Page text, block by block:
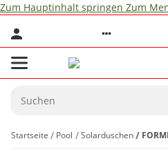
Zum Hauptinhalt springen Zum
Startseite Pool Solarduschen